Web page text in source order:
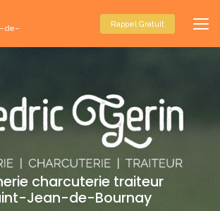
de- Rappel Gratuit
charcuterie traiteur
Jean-de-Bournay